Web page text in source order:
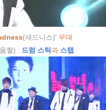
(새드니스)' 무대
짤) : 드럼 스틱과 스탭